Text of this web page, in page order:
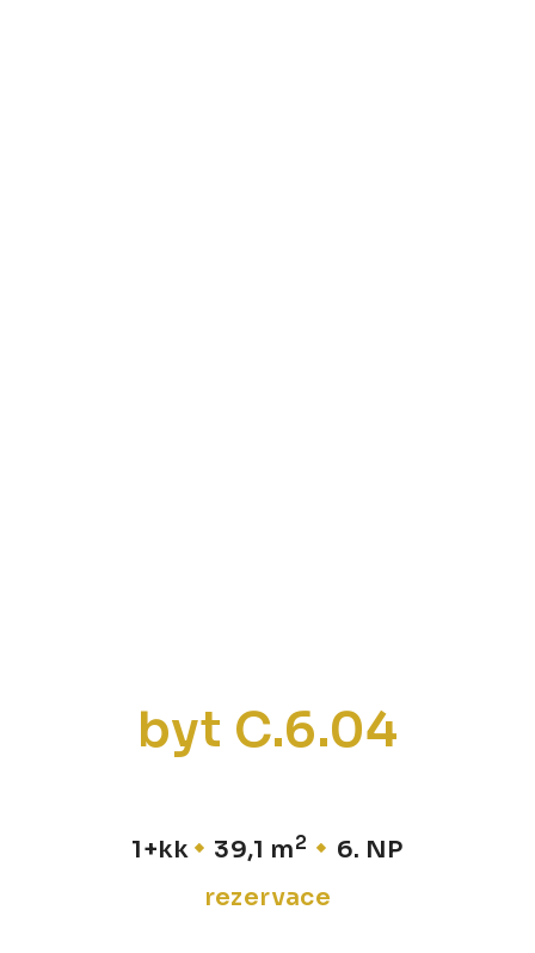
byt C.6.04
1+kk 39,1 m2
6. NP
rezervace